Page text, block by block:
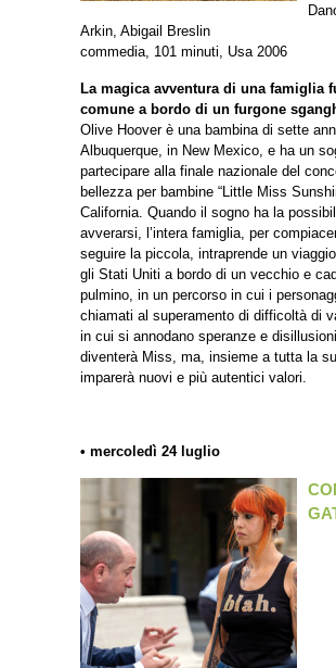
Arkin, Abigail Breslin
commedia, 101 minuti, Usa 2006
La magica avventura di una famiglia
comune a bordo di un furgone
Olive Hoover è una bambina di sette
Albuquerque, in New Mexico, e ha un
partecipare alla finale nazionale del
bellezza per bambine “Little Miss
California. Quando il sogno ha la
avverarsi, l’intera famiglia, per
seguire la piccola, intraprende un
gli Stati Uniti a bordo di un vecchio e
pulmino, in un percorso in cui i
chiamati al superamento di difficoltà di
in cui si annodano speranze e
diventerà Miss, ma, insieme a tutta la
imparerà nuovi e più autentici valori.
• mercoledì 24 luglio